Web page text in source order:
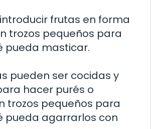
frutas en forma
trozos pequeños para
pueda masticar.
pueden ser cocidas y
hacer purés o
trozos pequeños para
pueda agarrarlos con